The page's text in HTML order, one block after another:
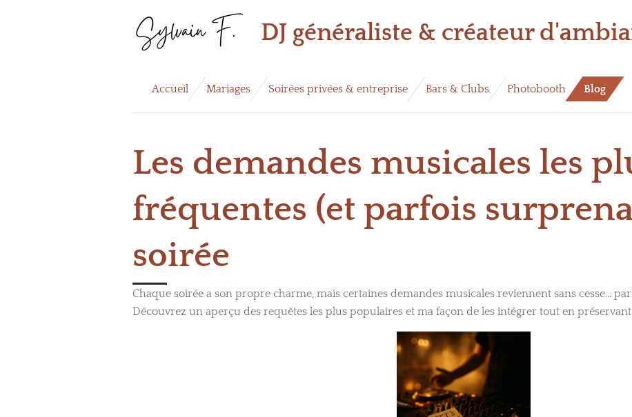
DJ généraliste & créateur
Accueil Mariages Soirées privées & entreprise Bars & Clubs Photobooth Blog
Les demandes musicales les
fréquentes (et parfois
soirée
Chaque soirée a son propre charme, mais certaines demandes musicales reviennent sans cesse...
Découvrez un aperçu des requêtes les plus populaires et ma façon de les intégrer tout en